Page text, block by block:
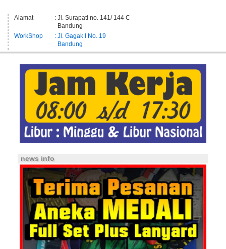
Alamat
: Jl. Surapati no. 141/ 144 C
Bandung
WorkShop
: Jl. Gagak I No. 19
Bandung
news info